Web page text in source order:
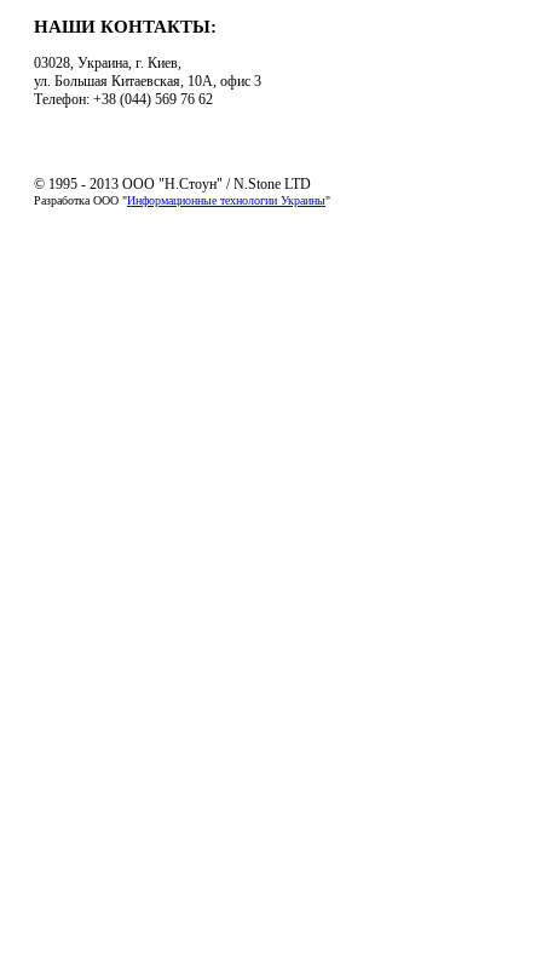
НАШИ КОНТАКТЫ:
03028, Украина, г. Киев,
ул. Большая Китаевская, 10А, офис 3
Телефон: +38 (044) 569 76 62
© 1995 - 2013 ООО "Н.Стоун" / N.Stone LTD
Разработка ООО "Информационные технологии Украины"